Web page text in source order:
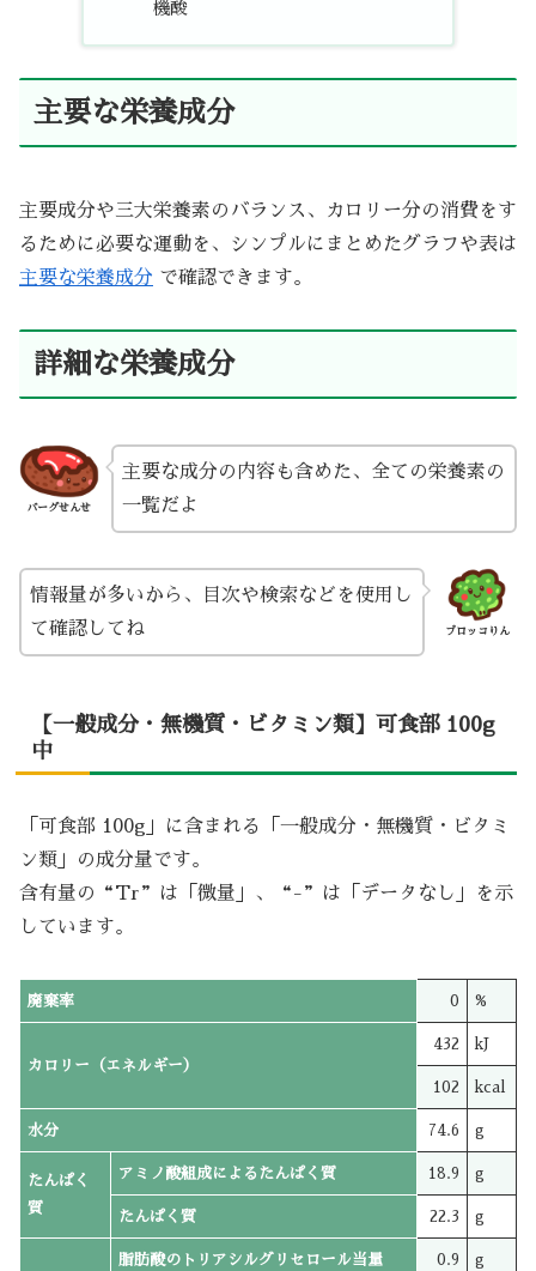
機酸
主要な栄養成分
主要成分や三大栄養素のバランス、カロリー分の消費をす
るために必要な運動を、シンプルにまとめたグラフや表は
主要な栄養成分 で確認できます。
詳細な栄養成分
バーグせんせ
主要な成分の内容も含めた、全ての栄養素の
一覧だよ
ブロッコりん
情報量が多いから、目次や検索などを使用し
て確認してね
【一般成分・無機質・ビタミン類】可食部 100g
中
「可食部 100g」に含まれる「一般成分・無機質・ビタミ
ン類」の成分量です。
含有量の“Tr”は「微量」、“-”は「データなし」を示
しています。
廃棄率 0 %
カロリー（エネルギー）
432 kJ
102 kcal
水分 74.6 g
たんぱく
質
アミノ酸組成によるたんぱく質 18.9 g
たんぱく質 22.3 g
脂肪酸のトリアシルグリセロール当量 0.9 g